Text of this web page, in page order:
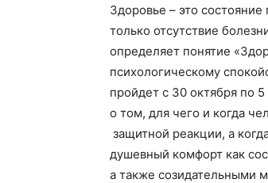
Здоровье – это
только отсутствие
определяет понятие
психологическому
пройдет с 30 октября по
о том, для чего и когда
защитной реакции, а
душевный комфорт как
а также созидательными